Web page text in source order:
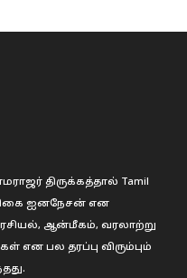
திருக்கத்தால் Tamil
ஐனநேசன் என
ஆன்மீகம், வரலாற்று
என பல தரப்பு விரும்பும்